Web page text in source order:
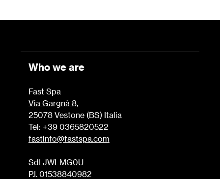
Who we are
Fast Spa
Via Gargnà 8,
25078 Vestone (BS) Italia
Tel: +39 0365820522
fastinfo@fastspa.com
SdI JWLMG0U
P.I. 01538840982